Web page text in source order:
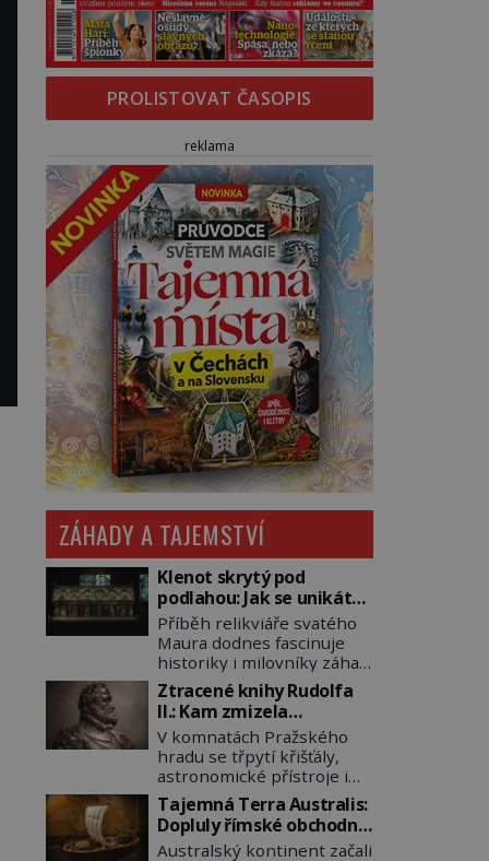
PROLISTOVAT ČASOPIS
reklama
ZÁHADY A TAJEMSTVÍ
Klenot skrytý pod
podlahou: Jak se unikátní
románský poklad dostal
do zapadlého Bečova?
Příběh relikviáře svatého
Maura dodnes fascinuje
historiky i milovníky záhad
po celém světě. Tato
románská zlatnická
památka ze 13. století je
po českých korunovačních
klenotech druhým
nejcennějším movitým
majetkem v České
republice. Přestože byl
klenot v roce 1985 po
Ztracené knihy Rudolfa
II.: Kam zmizela
nejzáhadnější knihovna
Evropy?
V komnatách Pražského
hradu se třpytí křišťály,
astronomické přístroje i
podivné alchymistické
rukopisy. Císař Rudolf II.
shromažďuje vše, co
souvisí s tajemstvím
Tajemná Terra Australis:
Dopluly římské obchodní
lodě až do Austrálie?
Australský kontinent začali